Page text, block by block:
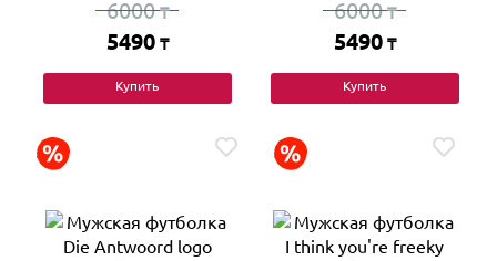
6000₸
5490 ₸
Купить
6000₸
5490 ₸
Купить